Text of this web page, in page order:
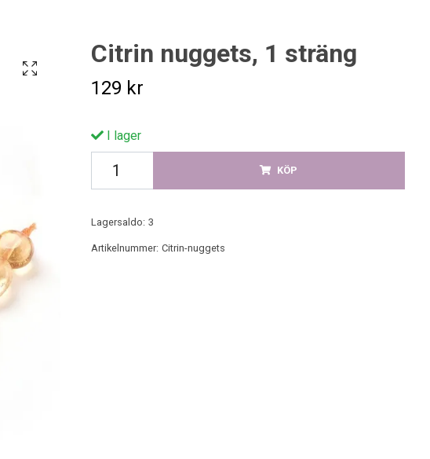
Citrin nuggets, 1 sträng
129 kr
I lager
KÖP
Lagersaldo: 3
Artikelnummer: Citrin-nuggets